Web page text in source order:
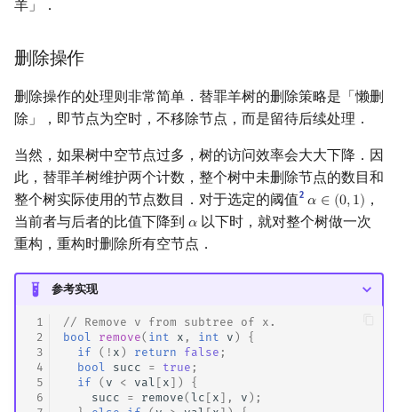
羊」．
删除操作
删除操作的处理则非常简单．替罪羊树的删除策略是「懒删
除」，即节点为空时，不移除节点，而是留待后续处理．
当然，如果树中空节点过多，树的访问效率会大大下降．因
此，替罪羊树维护两个计数，整个树中未删除节点的数目和
整个树实际使用的节点数目．对于选定的阈值2 𝛼 ∈ (0,1)
α∈( 0,1)
，
当前者与后者的比值下降到 𝛼
α 以下时，就对整个树做一次
重构，重构时删除所有空节点．
参考实现
1
2
3
4
5
6
// Remove v from subtree of x.
bool
remove( int x , int v )
{
if
( ! x ) return false ;
bool
succ = true ;
if
( v < val [ x ])
{
succ
= remove(lc [ x ], v );